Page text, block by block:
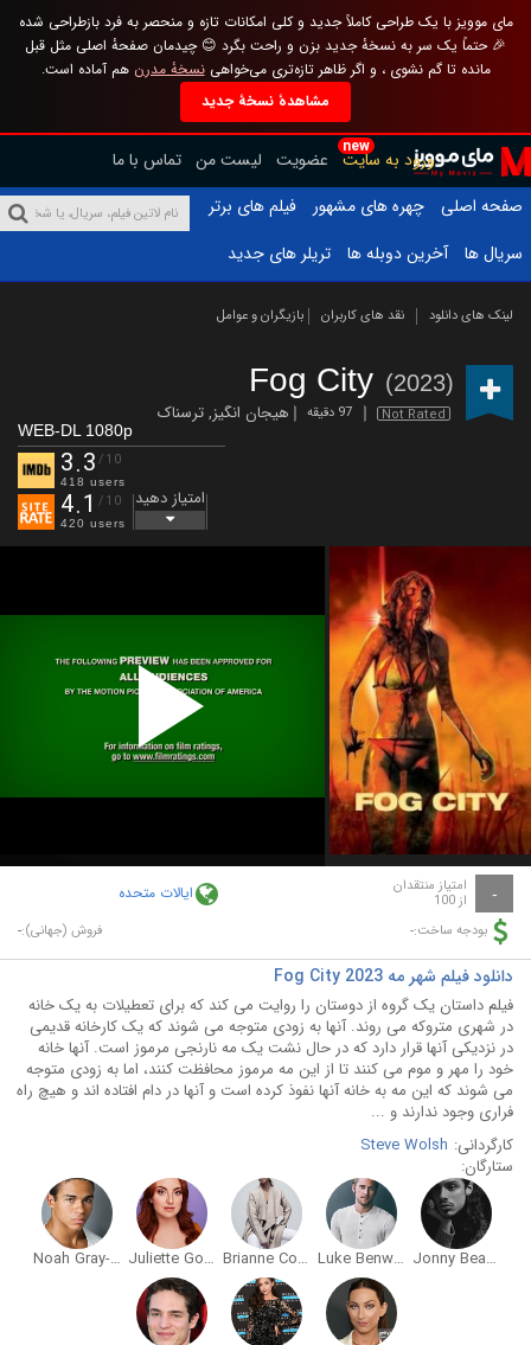
مای موویز با یک طراحی کاملاً جدید و کلی امکانات تازه و منحصر به فرد بازطراحی شده
🎉 حتماً یک سر به نسخهٔ جدید بزن و راحت بگرد 😊 چیدمان صفحهٔ اصلی مثل قبل
مانده تا گم نشوی ، و اگر ظاهر تازه‌تری می‌خواهینسخهٔ مدرن هم آماده است.
مشاهدهٔ نسخهٔ جدید
new
ورود به سایت عضویت لیست من تماس با ما
صفحه اصلی
چهره های مشهور
فیلم های برتر
سریال ها
آخرین دوبله ها تریلر های جدید
لینک های دانلود نقد های کاربران بازیگران و عوامل
Fog City (2023)
Not Rated 97 دقیقه هیجان انگیز,ترسناک
WEB-DL 1080p
3.3 /10
418 users
4.1 /10
420 users
امتیاز دهید
Play
Video
- امتیاز منتقدان
از 100 ایالات متحده
بودجه ساخت:- فروش (جهانی):-
دانلود فیلم شهر مه Fog City 2023
فیلم داستان یک گروه از دوستان را روایت می کند که برای تعطیلات به یک خانه
در شهری متروکه می روند. آنها به زودی متوجه می شوند که یک کارخانه قدیمی
در نزدیکی آنها قرار دارد که در حال نشت یک مه نارنجی مرموز است. آنها خانه
خود را مهر و موم می کنند تا از این مه مرموز محافظت کنند، اما به زودی متوجه
می شوند که این مه به خانه آنها نفوذ کرده است و آنها در دام افتاده اند و هیچ راه
فراری وجود ندارند و ...
کارگردانی: Steve Wolsh
ستارگان:
Jonny Beauchamp
Luke Benward
Brianne Cordaro
Juliette Goglia
Noah Gray-Cabey